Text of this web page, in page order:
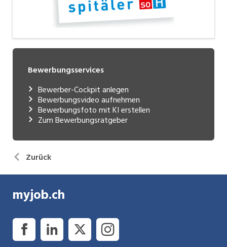
Bewerbungsservices
Bewerber-Cockpit anlegen
Bewerbungsvideo aufnehmen
Bewerbungsfoto mit KI erstellen
Zum Bewerbungsratgeber
Zurück
myjob.ch